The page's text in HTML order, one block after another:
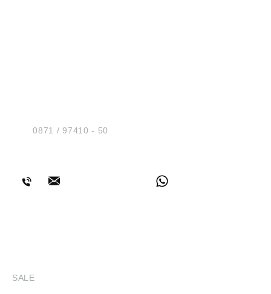
Tel.:0871 / 97410 - 50
SALE